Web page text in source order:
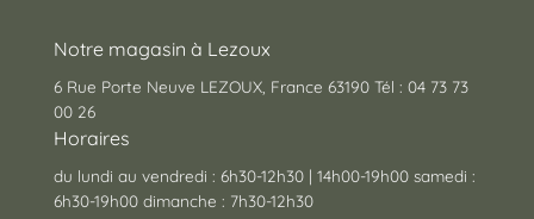
Notre magasin à Lezoux
6 Rue Porte Neuve LEZOUX, France 63190 Tél : 04 73 73
00 26
Horaires
du lundi au vendredi : 6h30-12h30 | 14h00-19h00 samedi :
6h30-19h00 dimanche : 7h30-12h30